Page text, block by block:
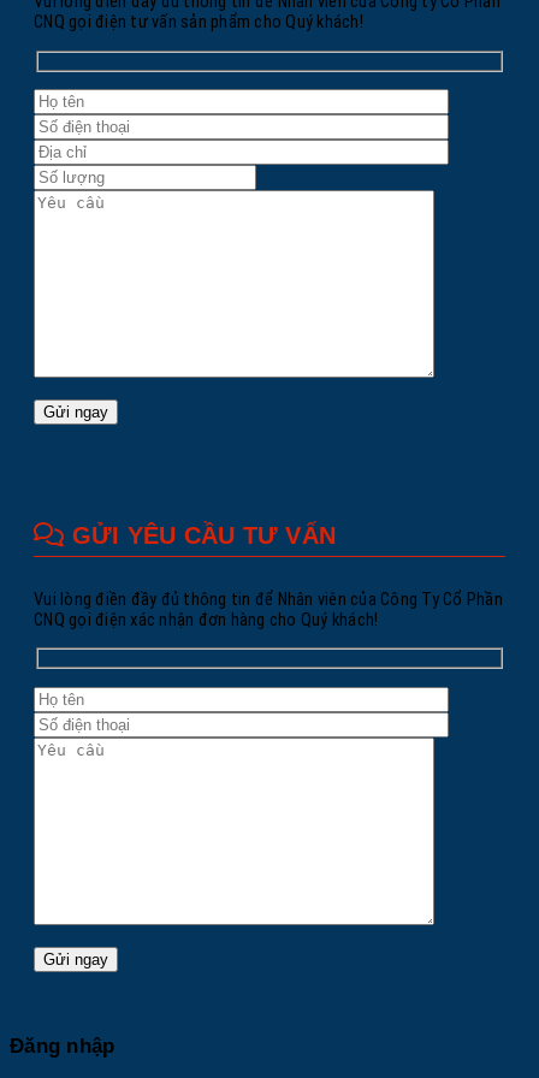
CNQ gọi điện tư vấn sản phẩm cho Quý khách!
GỬI YÊU CẦU TƯ VẤN
Vui lòng điền đầy đủ thông tin để Nhân viên của Công Ty Cổ Phần
CNQ gọi điện xác nhận đơn hàng cho Quý khách!
Đăng nhập